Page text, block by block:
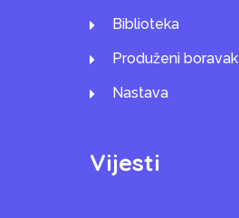
Biblioteka
Produženi boravak
Nastava
Vijesti